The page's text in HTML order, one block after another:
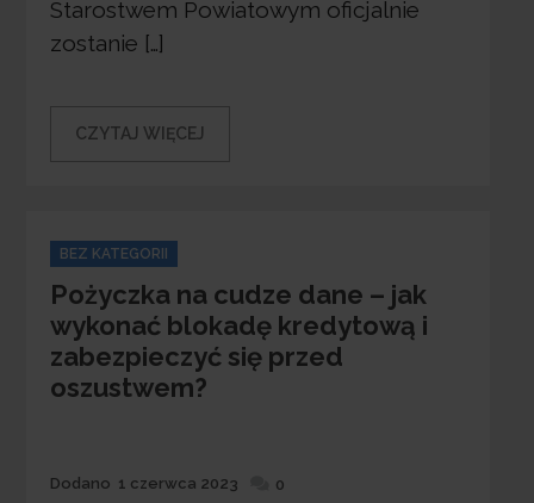
Starostwem Powiatowym oficjalnie
zostanie […]
CZYTAJ WIĘCEJ
Categories
BEZ KATEGORII
Pożyczka na cudze dane – jak
wykonać blokadę kredytową i
zabezpieczyć się przed
oszustwem?
Dodane
Dodano 1 czerwca 2023 0